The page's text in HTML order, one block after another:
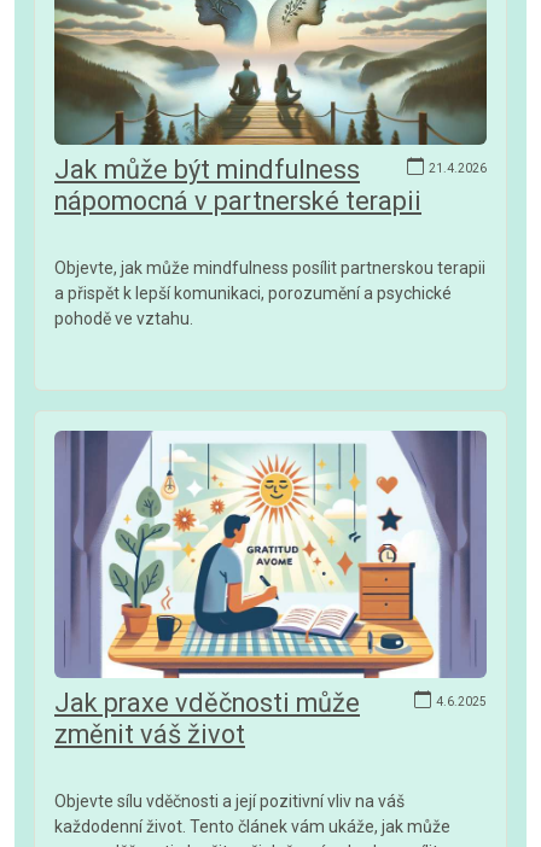
21.4.2026
Jak může být mindfulness
nápomocná v partnerské terapii
Objevte, jak může mindfulness posílit partnerskou terapii
a přispět k lepší komunikaci, porozumění a psychické
pohodě ve vztahu.
4.6.2025
Jak praxe vděčnosti může
změnit váš život
Objevte sílu vděčnosti a její pozitivní vliv na váš
každodenní život. Tento článek vám ukáže, jak může